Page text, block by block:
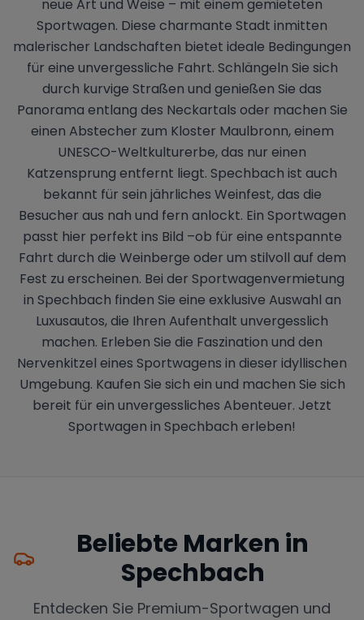
neue Art und Weise – mit einem gemieteten
Sportwagen. Diese charmante Stadt inmitten
malerischer Landschaften bietet ideale Bedingungen
für eine unvergessliche Fahrt. Schlängeln Sie sich
durch kurvige Straßen und genießen Sie das
Panorama entlang des Neckartals oder machen Sie
einen Abstecher zum Kloster Maulbronn, einem
UNESCO-Weltkulturerbe, das nur einen
Katzensprung entfernt liegt. Spechbach ist auch
bekannt für sein jährliches Weinfest, das die
Besucher aus nah und fern anlockt. Ein Sportwagen
passt hier perfekt ins Bild –ob für eine entspannte
Fahrt durch die Weinberge oder um stilvoll auf dem
Fest zu erscheinen. Bei der Sportwagenvermietung
in Spechbach finden Sie eine exklusive Auswahl an
Luxusautos, die Ihren Aufenthalt unvergesslich
machen. Erleben Sie die Faszination und den
Nervenkitzel eines Sportwagens in dieser idyllischen
Umgebung. Kaufen Sie sich ein und machen Sie sich
bereit für ein unvergessliches Abenteuer. Jetzt
Sportwagen in Spechbach erleben!
Beliebte Marken in
Spechbach
Entdecken Sie Premium-Sportwagen und